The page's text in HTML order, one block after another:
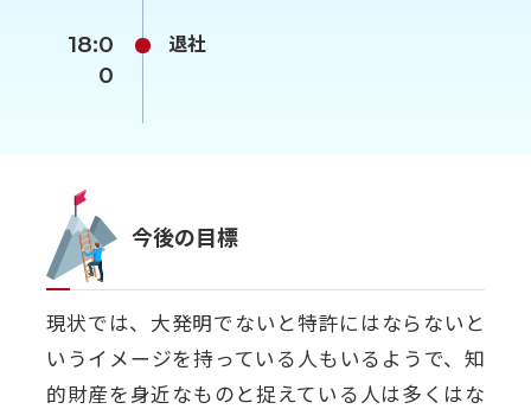
18:0
0
退社
今後の目標
現状では、大発明でないと特許にはならないと
いうイメージを持っている人もいるようで、知
的財産を身近なものと捉えている人は多くはな